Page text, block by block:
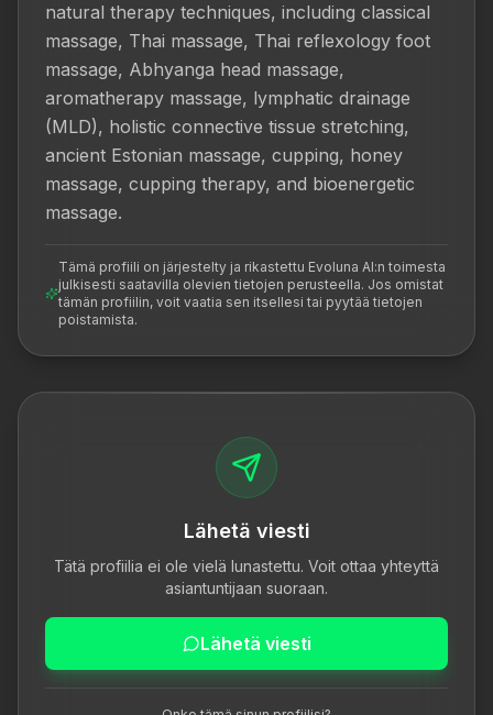
natural therapy techniques, including classical
massage, Thai massage, Thai reflexology foot
massage, Abhyanga head massage,
aromatherapy massage, lymphatic drainage
(MLD), holistic connective tissue stretching,
ancient Estonian massage, cupping, honey
massage, cupping therapy, and bioenergetic
massage.
Tämä profiili on järjestelty ja rikastettu Evoluna AI:n toimesta
julkisesti saatavilla olevien tietojen perusteella. Jos omistat
tämän profiilin, voit vaatia sen itsellesi tai pyytää tietojen
poistamista.
Lähetä viesti
Tätä profiilia ei ole vielä lunastettu. Voit ottaa yhteyttä
asiantuntijaan suoraan.
Lähetä viesti